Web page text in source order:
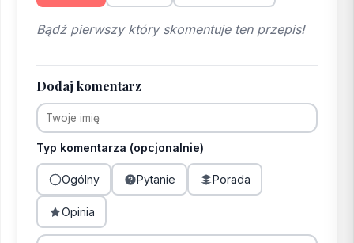
Bądź pierwszy który skomentuje ten przepis!
Dodaj komentarz
Typ komentarza (opcjonalnie)
Ogólny Pytanie Porada
Opinia